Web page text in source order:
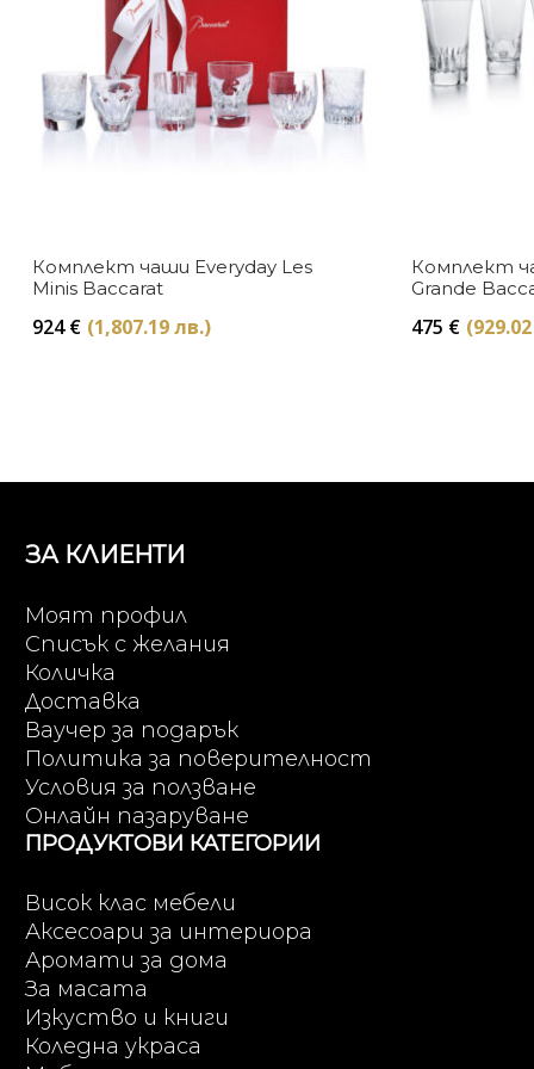
Комплект чаши Everyday Les
Minis Baccarat
924€ (1,807.19 лв.)
Комплект
Grande
475 €
ЗА КЛИЕНТИ
Моят профил
Списък с желания
Количка
Доставка
Ваучер за подарък
Политика за поверителност
Условия за ползване
Онлайн пазаруване
ПРОДУКТОВИ КАТЕГОРИИ
Висок клас мебели
Аксесоари за интериора
Аромати за дома
За масата
Изкуство и книги
Коледна украса